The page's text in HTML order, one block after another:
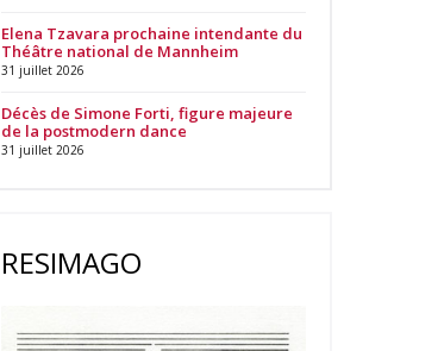
Elena Tzavara prochaine intendante du
Théâtre national de Mannheim
31 juillet 2026
Décès de Simone Forti, figure majeure
de la postmodern dance
31 juillet 2026
RESIMAGO